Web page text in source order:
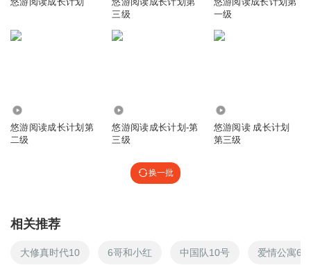
三级
一级
悠游阅读成长计划第
二级
悠游阅读成长计划-第
三级
悠游阅读 成长计划
第三级
换一批
相关推荐
大修真时代10 6哥和小红 中国队10号 爱情公寓6